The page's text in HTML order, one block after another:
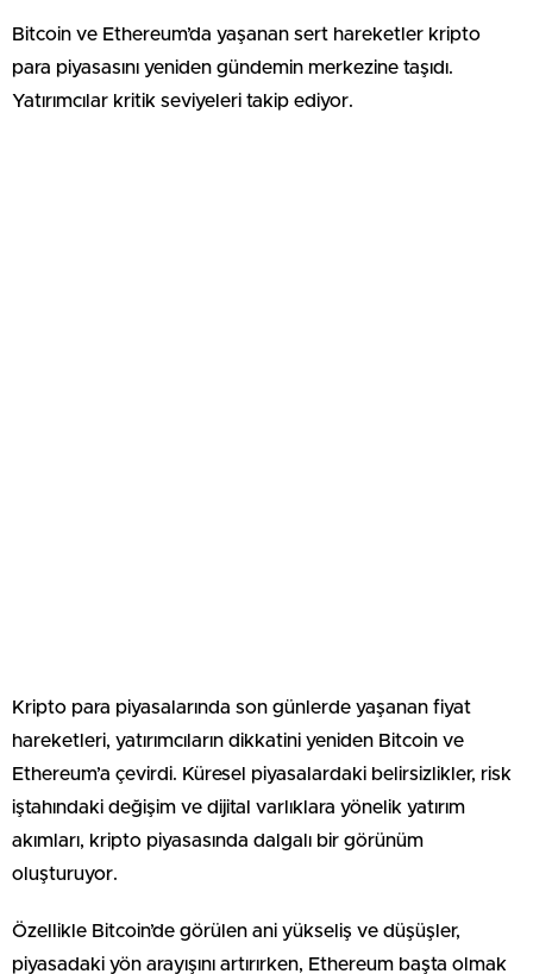
Bitcoin ve Ethereum’da yaşanan sert hareketler kripto
para piyasasını yeniden gündemin merkezine taşıdı.
Yatırımcılar kritik seviyeleri takip ediyor.
Kripto para piyasalarında son günlerde yaşanan fiyat
hareketleri, yatırımcıların dikkatini yeniden Bitcoin ve
Ethereum’a çevirdi. Küresel piyasalardaki belirsizlikler, risk
iştahındaki değişim ve dijital varlıklara yönelik yatırım
akımları, kripto piyasasında dalgalı bir görünüm
oluşturuyor.
Özellikle Bitcoin’de görülen ani yükseliş ve düşüşler,
piyasadaki yön arayışını artırırken, Ethereum başta olmak